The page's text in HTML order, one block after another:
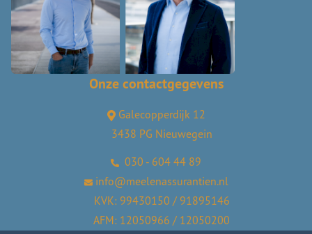
Onze contactgegevens
Galecopperdijk 12
3438 PG Nieuwegein
030 - 604 44 89
info@meelenassurantien.nl
KVK: 99430150 / 91895146
AFM: 12050966 / 12050200